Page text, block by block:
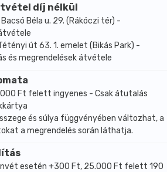
díj nélkül
Béla u. 29. (Rákóczi tér) -
út 63. 1. emelet (Bikás Park) -
és megrendelések átvétele
Ft felett ingyenes - Csak átutalás
és súlya függvényében változhat, a
a megrendelés során láthatja.
esetén +300 Ft, 25.000 Ft felett 190